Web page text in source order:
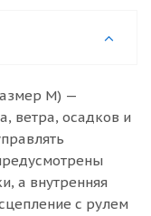
M) —
ветра, осадков и
а внутренняя
с рулем